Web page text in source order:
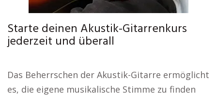
Starte deinen Akustik-Gitarrenkurs
jederzeit und überall
Das Beherrschen der Akustik-Gitarre ermöglicht
es, die eigene musikalische Stimme zu finden